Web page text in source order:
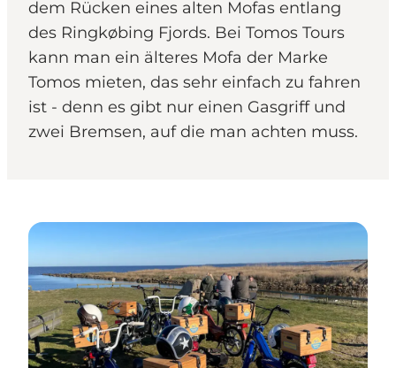
dem Rücken eines alten Mofas entlang
des Ringkøbing Fjords. Bei Tomos Tours
kann man ein älteres Mofa der Marke
Tomos mieten, das sehr einfach zu fahren
ist - denn es gibt nur einen Gasgriff und
zwei Bremsen, auf die man achten muss.